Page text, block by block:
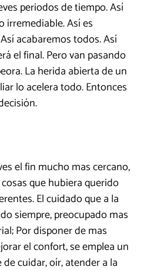
periodos de tiempo. Así
irremediable. Así es
acabaremos todos. Así
el final. Pero van pasando
La herida abierta de un
lo acelera todo. Entonces
el fin mucho mas cercano,
que hubiera querido
El cuidado que a la
siempre, preocupado mas
Por disponer de mas
el confort, se emplea un
cuidar, oír, atender a la